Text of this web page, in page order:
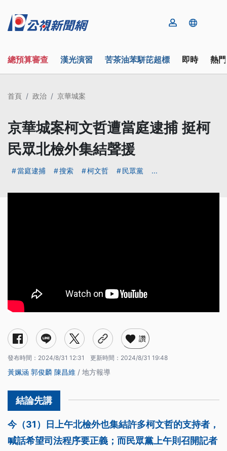
總預算審查 漢光演習 苦茶油苯駢芘超標 即時 熱
首頁 政治 京華城案
京華城案柯文哲遭當庭逮捕 挺柯
民眾北檢外集結聲援
當庭逮捕 搜索 柯文哲 民眾黨 ...
讚
發布時間： 2024/8/31 12:31 更新時間： 2024/8/31 19:48
黃姵涵 郭俊麟 陳昌維 / 地方報導
今（31）日上午北檢外也集結許多柯文哲的支持者，
喊話希望司法程序要正義；而民眾黨上午則召開記者